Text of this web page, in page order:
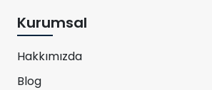
Kurumsal
Hakkımızda
Blog